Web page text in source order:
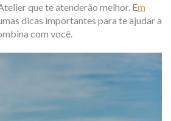
que te atenderão melhor. Em
dicas importantes para te ajudar a
com você.